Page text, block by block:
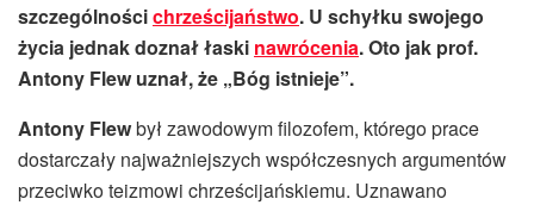
szczególnościchrześcijaństwo. U schyłku swojego
życia jednak doznał łaski nawrócenia. Oto jak prof.
Antony Flew uznał, że „Bóg istnieje”.
Antony Flewbył zawodowym filozofem, którego prace
dostarczały najważniejszych współczesnych argumentów
przeciwko teizmowi chrześcijańskiemu. Uznawano